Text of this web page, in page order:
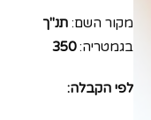
מקור השם: תנ"ך
בגמטריה:350
לפי הקבלה: